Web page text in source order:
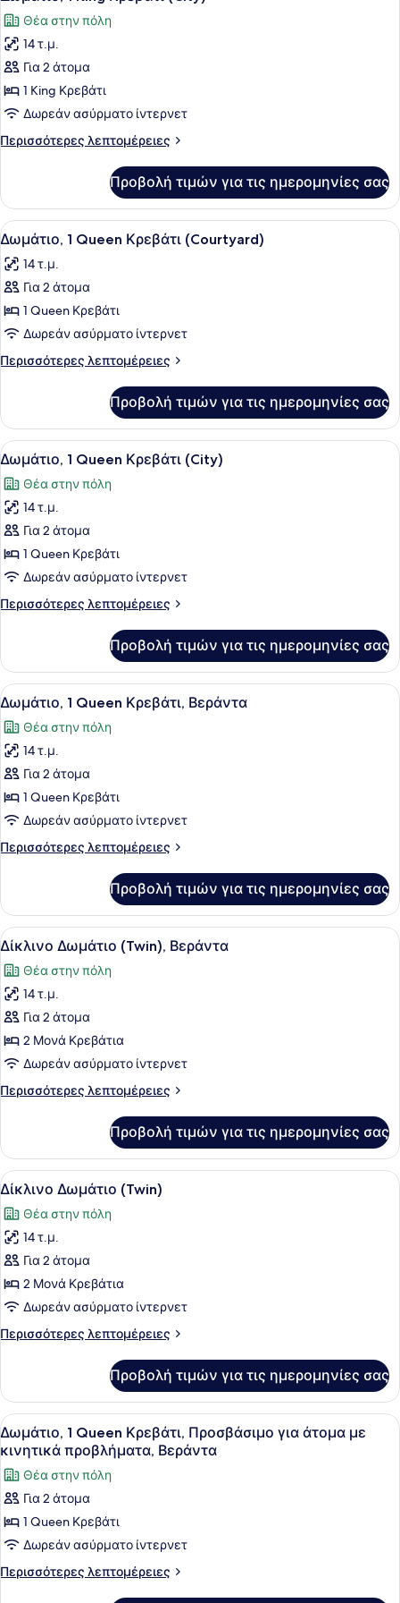
(Courtyard)
όλων
των
φωτογραφιών
για
Δωμάτιο,
1
Κρεβάτι
Θέα στην πόλη
14 τ.μ.
Για 2 άτομα
1 King Κρεβάτι
Δωρεάν ασύρματο ίντερνετ
Περισσότερες λεπτομέρειες
Περισσότερες
1
King
Κρεβάτι
(City)
Προβολή τιμών για τις ημερομηνίες σας
Προβολή
όλων
των
φωτογραφιών
για
Δωμάτιο,
1
Queen
(Courtyard)
Ένα σύγχρονο δωμάτιο
11
Δωμάτιο, 1 Queen Κρεβάτι (Courtyard)
14 τ.μ.
Για 2 άτομα
1 Queen Κρεβάτι
Δωρεάν ασύρματο ίντερνετ
Περισσότερες λεπτομέρειες
Περισσότερες
1
Queen
Κρεβάτι
(Courtyard)
Προβολή τιμών για τις ημερομηνίες σας
Προβολή
όλων
των
φωτογραφιών
για
Δωμάτιο,
1
Κρεβάτι
Ένα σύγχρονο δωμάτιο
9
Δωμάτιο, 1 Queen Κρεβάτι (City)
Θέα στην πόλη
14 τ.μ.
Για 2 άτομα
1 Queen Κρεβάτι
Δωρεάν ασύρματο ίντερνετ
Περισσότερες λεπτομέρειες
Περισσότερες
1
Queen
Κρεβάτι
(City)
Προβολή τιμών για τις ημερομηνίες σας
Προβολή
όλων
των
φωτογραφιών
για
Δωμάτιο,
1
Κρεβάτι,
Ένα σύγχρονο δωμάτιο
10
Δωμάτιο, 1 Queen Κρεβάτι, Βεράντα
Θέα στην πόλη
14 τ.μ.
Για 2 άτομα
1 Queen Κρεβάτι
Δωρεάν ασύρματο ίντερνετ
Περισσότερες λεπτομέρειες
Περισσότερες
1
Queen
Κρεβάτι,
Προβολή τιμών για τις ημερομηνίες σας
Προβολή
όλων
των
φωτογραφιών
για
Δίκλινο
Δωμάτιο
Βεράντα
Ένα δωμάτιο ξενοδοχείου με δύο
10
Δίκλινο Δωμάτιο (Twin), Βεράντα
Θέα στην πόλη
14 τ.μ.
Για 2 άτομα
2 Μονά Κρεβάτια
Δωρεάν ασύρματο ίντερνετ
Περισσότερες λεπτομέρειες
Περισσότερες
Δωμάτιο
(Twin),
Βεράντα
Προβολή τιμών για τις ημερομηνίες σας
Προβολή
όλων
των
φωτογραφιών
για
Δίκλινο
Δωμάτιο
Ένα δωμάτιο ξενοδοχείου με δύο
10
Δίκλινο Δωμάτιο (Twin)
Θέα στην πόλη
14 τ.μ.
Για 2 άτομα
2 Μονά Κρεβάτια
Δωρεάν ασύρματο ίντερνετ
Περισσότερες λεπτομέρειες
Περισσότερες
Δωμάτιο
(Twin)
Προβολή τιμών για τις ημερομηνίες σας
Προβολή
όλων
των
φωτογραφιών
για
Δωμάτιο,
1
Queen
Ένα σύγχρονο δωμάτιο
10
Δωμάτιο, 1 Queen Κρεβάτι, Προσβάσιμο για άτομα με
κινητικά προβλήματα, Βεράντα
Θέα στην πόλη
Για 2 άτομα
1 Queen Κρεβάτι
Δωρεάν ασύρματο ίντερνετ
Περισσότερες λεπτομέρειες
Περισσότερες